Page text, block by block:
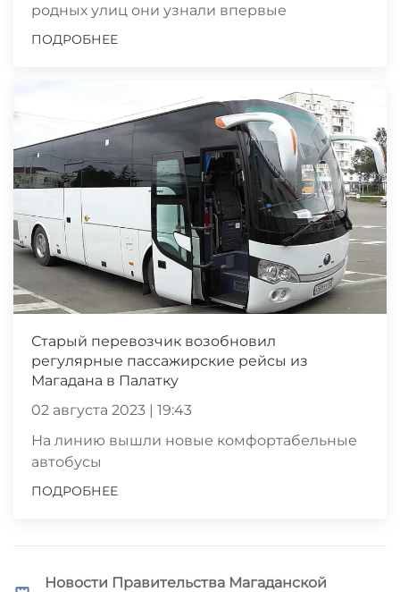
родных улиц они узнали впервые
ПОДРОБНЕЕ
Старый перевозчик возобновил
регулярные пассажирские рейсы из
Магадана в Палатку
02 августа 2023 | 19:43
На линию вышли новые комфортабельные
автобусы
ПОДРОБНЕЕ
Новости Правительства Магаданской